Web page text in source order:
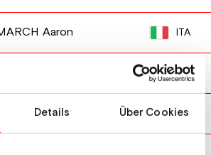
Details Über Cookies
Aaron ITA
GER
PROMMEGGER Andreas AUT